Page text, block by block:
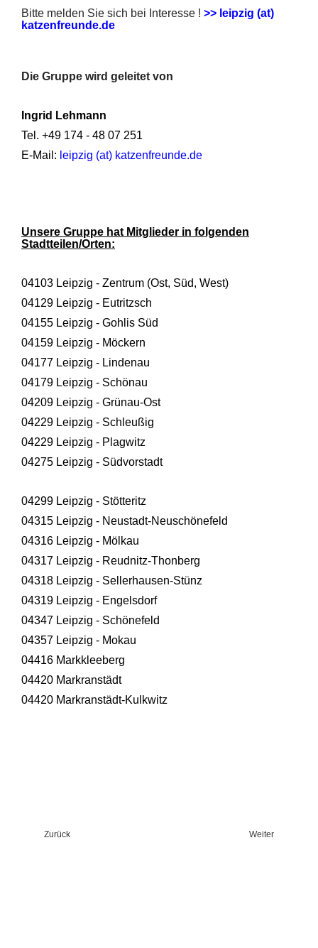
Bitte melden Sie sich bei Interesse ! >> leipzig (at)
katzenfreunde.de
Die Gruppe wird geleitet von
Ingrid Lehmann
Tel. +49 174 - 48 07 251
E-Mail: leipzig (at) katzenfreunde.de
Unsere Gruppe hat Mitglieder in folgenden
Stadtteilen/Orten:
04103 Leipzig - Zentrum (Ost, Süd, West)
04129 Leipzig - Eutritzsch
04155 Leipzig - Gohlis Süd
04159 Leipzig - Möckern
04177 Leipzig - Lindenau
04179 Leipzig - Schönau
04209 Leipzig - Grünau-Ost
04229 Leipzig - Schleußig
04229 Leipzig - Plagwitz
04275 Leipzig - Südvorstadt
04299 Leipzig - Stötteritz
04315 Leipzig - Neustadt-Neuschönefeld
04316 Leipzig - Mölkau
04317 Leipzig - Reudnitz-Thonberg
04318 Leipzig - Sellerhausen-Stünz
04319 Leipzig - Engelsdorf
04347 Leipzig - Schönefeld
04357 Leipzig - Mokau
04416 Markkleeberg
04420 Markranstädt
04420 Markranstädt-Kulkwitz
Zurück Weiter